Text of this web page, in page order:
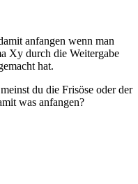
anfangen wenn man
Xy durch die Weitergabe
hat.
du die Frisöse oder der
was anfangen?